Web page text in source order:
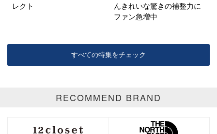
レクト
んきれいな驚きの補整力に
ファン急増中
すべての特集をチェック
RECOMMEND BRAND